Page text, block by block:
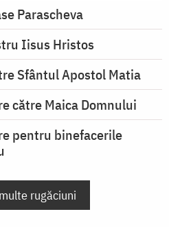
Parascheva
Iisus Hristos
Sfântul Apostol Matia
către Maica Domnului
pentru binefacerile
rugăciuni